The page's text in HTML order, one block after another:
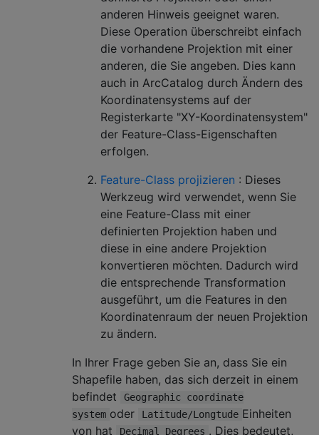
anderen Hinweis geeignet waren.
Diese Operation überschreibt einfach
die vorhandene Projektion mit einer
anderen, die Sie angeben. Dies kann
auch in ArcCatalog durch Ändern des
Koordinatensystems auf der
Registerkarte "XY-Koordinatensystem"
der Feature-Class-Eigenschaften
erfolgen.
Feature-Class projizieren : Dieses
Werkzeug wird verwendet, wenn Sie
eine Feature-Class mit einer
definierten Projektion haben und
diese in eine andere Projektion
konvertieren möchten. Dadurch wird
die entsprechende Transformation
ausgeführt, um die Features in den
Koordinatenraum der neuen Projektion
zu ändern.
In Ihrer Frage geben Sie an, dass Sie ein
Shapefile haben, das sich derzeit in einem
befindet
Geographic coordinate
system oder Latitude/Longtude Einheiten
von hat
Decimal Degrees . Dies bedeutet,